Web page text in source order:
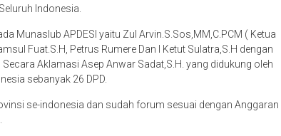
Indonesia.
Munaslub APDESI yaitu Zul Arvin.S.Sos,MM,C.PCM ( Ketua
Fuat.S.H, Petrus Rumere Dan I Ketut Sulatra,S.H dengan
Aklamasi Asep Anwar Sadat,S.H. yang didukung oleh
sebanyak 26 DPD.
se-indonesia dan sudah forum sesuai dengan Anggaran